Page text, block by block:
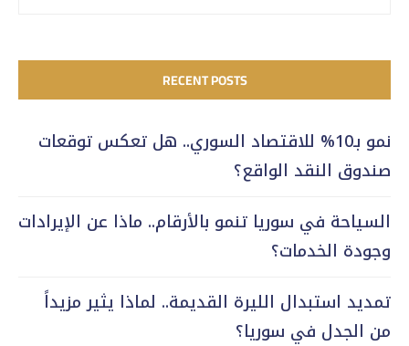
RECENT POSTS
نمو بـ10% للاقتصاد السوري.. هل تعكس توقعات
صندوق النقد الواقع؟
السياحة في سوريا تنمو بالأرقام.. ماذا عن الإيرادات
وجودة الخدمات؟
تمديد استبدال الليرة القديمة.. لماذا يثير مزيداً
من الجدل في سوريا؟